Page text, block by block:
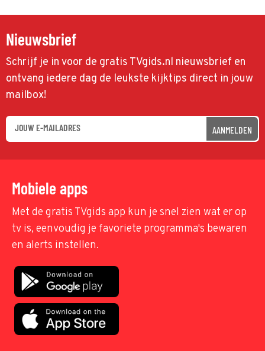
Nieuwsbrief
Schrijf je in voor de gratis TVgids.nl nieuwsbrief en
ontvang iedere dag de leukste kijktips direct in jouw
mailbox!
AANMELDEN
Mobiele apps
Met de gratis TVgids app kun je snel zien wat er op
tv is, eenvoudig je favoriete programma's bewaren
en alerts instellen.